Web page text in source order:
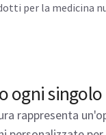
per la medicina
ogni singolo
rappresenta